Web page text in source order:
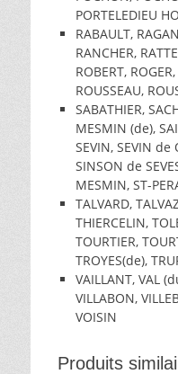
PORTELEDIEU
RABAULT,
RANCHER,
ROBERT,
ROUSSEAU,
SABATHIER,
MESMIN (de),
SEVIN, SEVIN de
SINSON de
MESMIN, ST-
TALVARD,
THIERCELIN,
TOURTIER,
TROYES(de),
VAILLANT, VAL
VILLABON,
VOISIN
Produits